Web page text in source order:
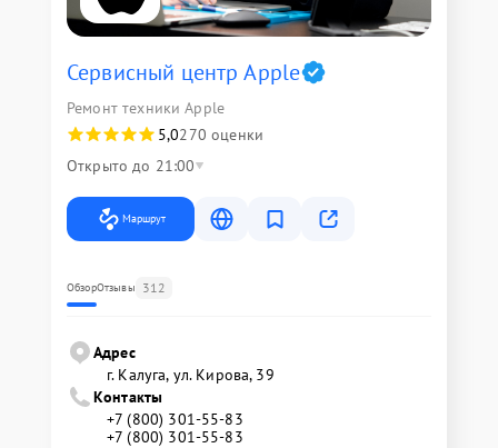
Сервисный центр Apple
Ремонт техники Apple
5,0270 оценки
Открыто до 21:00
Маршрут
ОбзорОтзывы 312
Адрес
г. Калуга, ул. Кирова, 39
Контакты
+7 (800) 301-55-83
+7 (800) 301-55-83